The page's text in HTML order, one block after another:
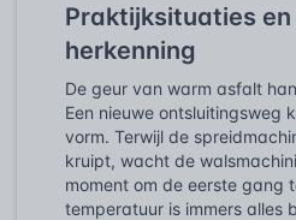
Praktijksituaties en
herkenning
De geur van warm asfalt
Een nieuwe ontsluitingsweg
vorm. Terwijl de
kruipt, wacht de
moment om de eerste gang
temperatuur is immers alles